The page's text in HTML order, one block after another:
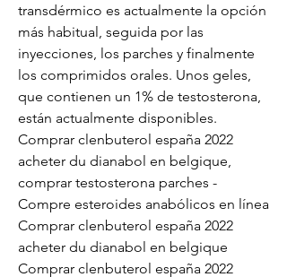
transdérmico es actualmente la opción
más habitual, seguida por las
inyecciones, los parches y finalmente
los comprimidos orales. Unos geles,
que contienen un 1% de testosterona,
están actualmente disponibles.
Comprar clenbuterol españa 2022
acheter du dianabol en belgique,
comprar testosterona parches -
Compre esteroides anabólicos en línea
Comprar clenbuterol españa 2022
acheter du dianabol en belgique
Comprar clenbuterol españa 2022